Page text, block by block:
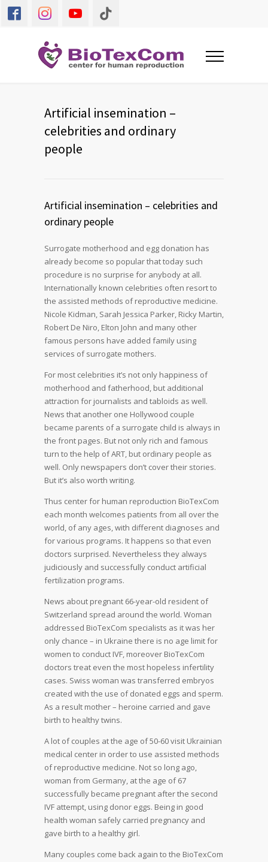
Artificial insemination –
celebrities and ordinary
people
Artificial insemination – celebrities and
ordinary people
Surrogate motherhood and egg donation has
already become so popular that today such
procedure is no surprise for anybody at all.
Internationally known celebrities often resort to
the assisted methods of reproductive medicine.
Nicole Kidman, Sarah Jessica Parker, Ricky Martin,
Robert De Niro, Elton John and many other
famous persons have added family using
services of surrogate mothers.
For most celebrities it’s not only happiness of
motherhood and fatherhood, but additional
attraction for journalists and tabloids as well.
News that another one Hollywood couple
became parents of a surrogate child is always in
the front pages. But not only rich and famous
turn to the help of ART, but ordinary people as
well. Only newspapers don’t cover their stories.
But it’s also worth writing.
Thus center for human reproduction BioTexCom
each month welcomes patients from all over the
world, of any ages, with different diagnoses and
for various programs. It happens so that even
doctors surprised. Nevertheless they always
judiciously and successfully conduct artificial
fertilization programs.
News about pregnant 66-year-old resident of
Switzerland spread around the world. Woman
addressed BioTexCom specialists as it was her
only chance – in Ukraine there is no age limit for
women to conduct IVF, moreover BioTexCom
doctors treat even the most hopeless infertility
cases. Swiss woman was transferred embryos
created with the use of donated eggs and sperm.
As a result mother – heroine carried and gave
birth to healthy twins.
A lot of couples at the age of 50-60 visit Ukrainian
medical center in order to use assisted methods
of reproductive medicine. Not so long ago,
woman from Germany, at the age of 67
successfully became pregnant after the second
IVF attempt, using donor eggs. Being in good
health woman safely carried pregnancy and
gave birth to a healthy girl.
Many couples come back again to the BioTexCom